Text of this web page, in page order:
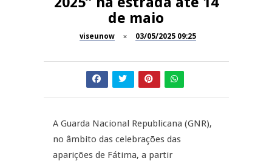
Dia do Foral em São João da
Pesqueira
Summer Fusion em
Sernancelhe
REPORTAGENS
Festas do Concelho de Penalva
MANGUALDE
11º Encontro Gastronómico
Amador de Abrunhosa-a-Velha
de maio
viseunow 03/05/2025 09:25
A Guarda Nacional Republicana (GNR),
no âmbito das celebrações das
aparições de Fátima, a partir